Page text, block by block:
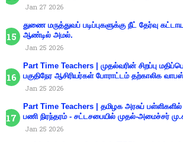
Jan 27 2026
துணை மருத்துவப் படிப்புகளுக்கு நீட் தேர்வு
ஆண்டில் அமல்.
Jan 25 2026
Part Time Teachers | முதல்வரின் சிறப்பு
பகுதிநேர ஆசிரியர்கள் போராட்டம் தற்காலிக
Jan 25 2026
Part Time Teachers | தமிழக அரசுப் பள்ளிகளில்
பணி நிரந்தரம் - சட்டசபையில் முதல்-அமைச்சர்
Jan 25 2026